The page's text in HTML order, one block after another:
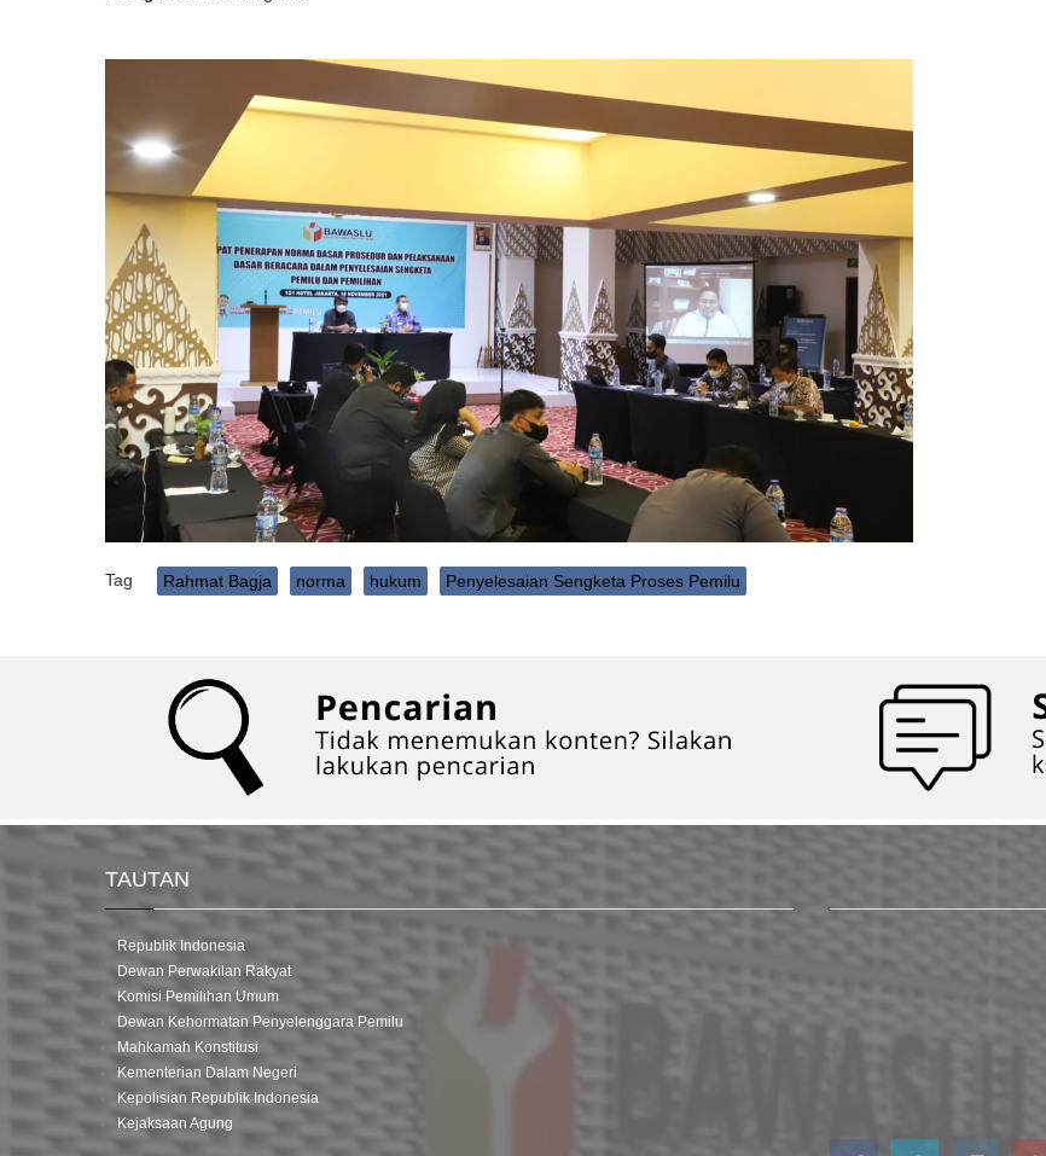
Tag Rahmat Bagja norma hukum Penyelesaian Sengketa Proses Pemilu
TAUTAN
Republik Indonesia
Dewan Perwakilan Rakyat
Komisi Pemilihan Umum
Dewan Kehormatan Penyelenggara Pemilu
Mahkamah Konstitusi
Kementerian Dalam Negeri
Kepolisian Republik Indonesia
Kejaksaan Agung